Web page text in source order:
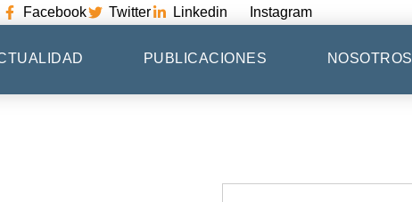
Facebook Twitter Linkedin Instagram
PUBLICACIONES NOSOTROS